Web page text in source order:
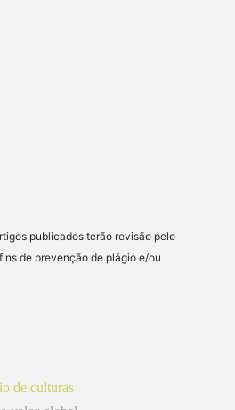
publicados terão revisão pelo
de prevenção de plágio e/ou
de culturas